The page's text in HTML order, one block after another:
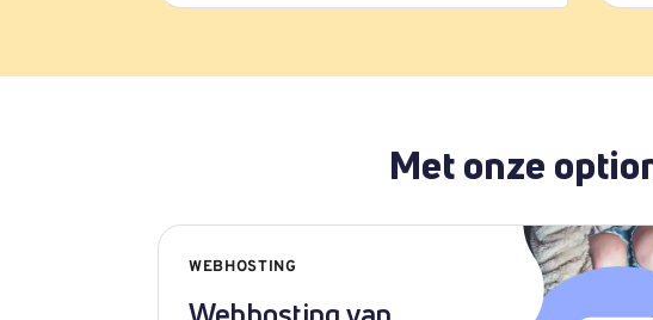
Met onze
WEBHOSTING